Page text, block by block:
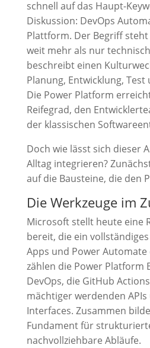
schnell auf das Haupt-
Diskussion: DevOps
Plattform. Der Begriff
weit mehr als nur
beschreibt einen
Planung, Entwicklung,
Die Power Platform
Reifegrad, den
der klassischen
Doch wie lässt sich dieser
Alltag integrieren?
auf die Bausteine, die den
Die Werkzeuge im
Microsoft stellt heute eine
bereit, die ein
Apps und Power
zählen die Power Platform
DevOps, die GitHub
mächtiger werdenden
Interfaces. Zusammen
Fundament für
nachvollziehbare Abläufe.